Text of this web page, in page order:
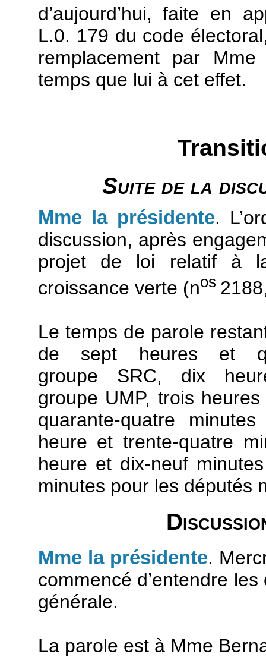
d’aujourd’hui, faite en
L.0. 179 du code
remplacement par
temps que lui à cet effet.
Suite de la
Mme la présidente.
discussion, après
projet de loi relatif à
croissance verte (nos
Le temps de parole
de sept heures et
groupe SRC, dix
groupe UMP, trois
quarante-quatre
heure et trente-quatre
heure et dix-neuf
minutes pour les députés
Mme la présidente.
commencé d’entendre
générale.
La parole est à Mme